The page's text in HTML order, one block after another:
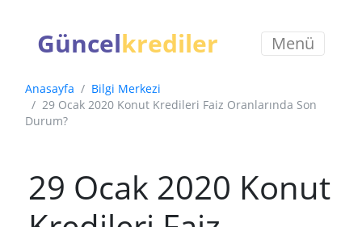
Güncelkrediler Menü
Anasayfa
Bilgi Merkezi
29 Ocak 2020 Konut Kredileri Faiz Oranlarında Son
Durum?
29 Ocak 2020 Konut